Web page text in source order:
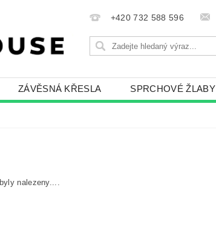
+420 732 588 596
ZÁVĚSNÁ KŘESLA SPRCHOVÉ ŽLABY
nalezeny....